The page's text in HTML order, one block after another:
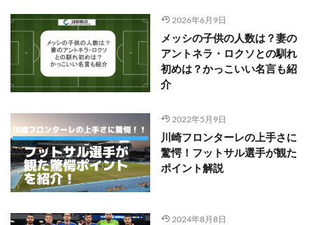
2026年6月9日
メッシの子供の人数は？妻の
アントネラ・ロクソとの馴れ
初めは？かっこいい名言も紹
介
2022年5月9日
川崎フロンターレの上手さに
驚愕！フットサル選手が観た
ポイント解説
2024年8月8日